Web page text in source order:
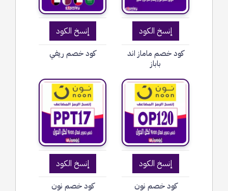
إنسخ الكود
كود خصم ماماز اند
باباز
إنسخ الكود
كود خصم ريفي
إنسخ الكود
كود خصم نون
إنسخ الكود
كود خصم نون